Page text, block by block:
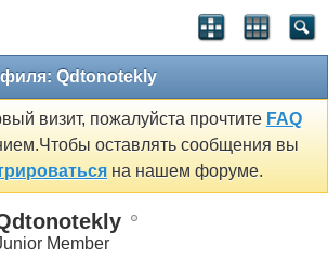
Qdtonotekly
визит, пожалуйста прочтите FAQ
оставлять сообщения вы
на нашем форуме.
Member